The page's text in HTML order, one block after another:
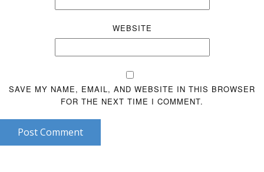
WEBSITE
SAVE MY NAME, EMAIL, AND WEBSITE IN THIS BROWSER
FOR THE NEXT TIME I COMMENT.
Post Comment